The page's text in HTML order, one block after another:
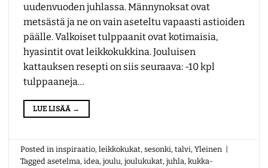
uudenvuoden juhlassa. Männynoksat ovat
metsästä ja ne on vain aseteltu vapaasti astioiden
päälle. Valkoiset tulppaanit ovat kotimaisia,
hyasintit ovat leikkokukkina. Jouluisen
kattauksen resepti on siis seuraava: -10 kpl
tulppaaneja…
LUE LISÄÄ →
Posted ininspiraatio,leikkokukat,sesonki,talvi,Yleinen
Taggedasetelma,idea,joulu,joulukukat,juhla,kukka-